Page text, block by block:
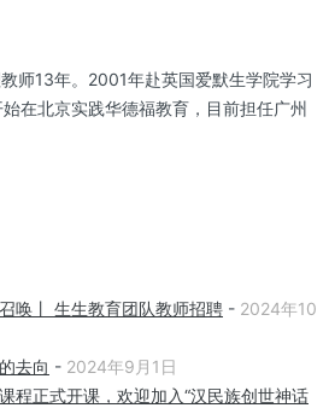
师13年。2001年赴英国爱默生学院学习
在北京实践华德福教育，目前担任广州
唤丨 生生教育团队教师招聘 - 2024年10
去向 - 2024年9月1日
程正式开课，欢迎加入“汉民族创世神话